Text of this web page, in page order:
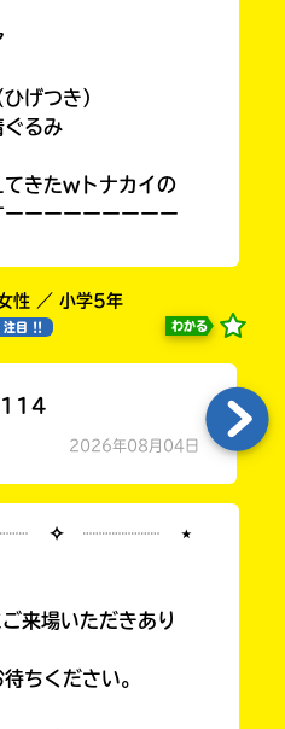
げつき）
るみ
てきたwトナカイの
ーーーーーーーー
性 ／ 小学5年
注目 !! わかる
2026年08月04日
✧ ┈┈┈┈ ⋆
来場いただきあり
ちください。